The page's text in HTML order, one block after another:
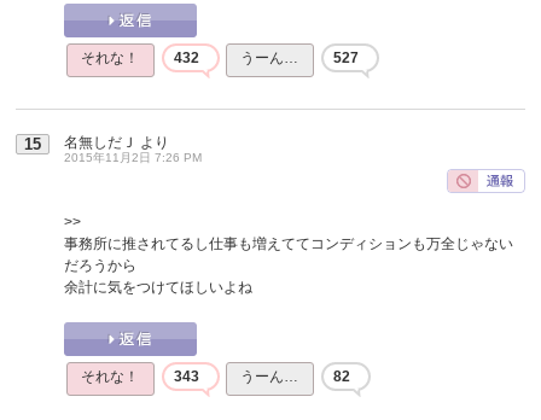
それな！ 432 うーん… 527
15 名無しだＪ より
2015年11月2日 7:26 PM
>>
事務所に推されてるし仕事も増えててコンディションも万全じゃない
だろうから
余計に気をつけてほしいよね
それな！ 343 うーん… 82